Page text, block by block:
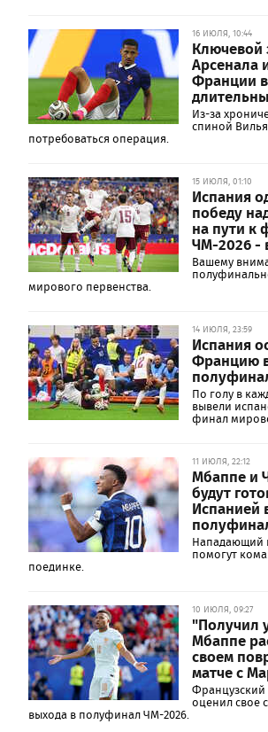
16 ИЮЛЯ, 10:44
Ключевой
Арсенала
Франции
Из-за
спиной
потребоваться операция.
15 ИЮЛЯ, 01:10
Испания
победу
на пути к
ЧМ-2026 -
Вашему
мирового первенства.
14 ИЮЛЯ, 23:59
Испания
Францию
По голу в
вывели
финал
11 ИЮЛЯ, 22:12
Мбаппе и
будут
Испанией
Нападающий
помогут
поединке.
10 ИЮЛЯ, 09:27
"Получил
Мбаппе
своем
матче с
оценил свое
выхода в полуфинал ЧМ-2026.